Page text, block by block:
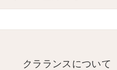
クラランスについて